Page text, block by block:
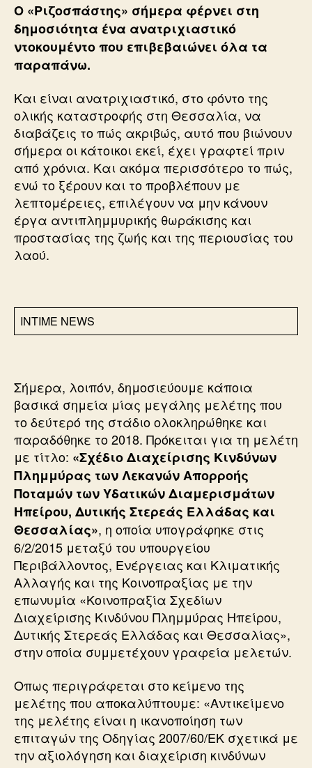
Ο «Ριζοσπάστης» σήμερα φέρνει στη
δημοσιότητα ένα ανατριχιαστικό
ντοκουμέντο που επιβεβαιώνει όλα τα
παραπάνω.
Και είναι ανατριχιαστικό, στο φόντο της
ολικής καταστροφής στη Θεσσαλία, να
διαβάζεις το πώς ακριβώς, αυτό που βιώνουν
σήμερα οι κάτοικοι εκεί, έχει γραφτεί πριν
από χρόνια. Και ακόμα περισσότερο το πώς,
ενώ το ξέρουν και το προβλέπουν με
λεπτομέρειες, επιλέγουν να μην κάνουν
έργα αντιπλημμυρικής θωράκισης και
προστασίας της ζωής και της περιουσίας του
λαού.
INTIME NEWS
Σήμερα, λοιπόν, δημοσιεύουμε κάποια
βασικά σημεία μίας μεγάλης μελέτης που
το δεύτερό της στάδιο ολοκληρώθηκε και
παραδόθηκε το 2018. Πρόκειται για τη μελέτη
με τίτλο: «Σχέδιο Διαχείρισης Κινδύνων
Πλημμύρας των Λεκανών Απορροής
Ποταμών των Υδατικών Διαμερισμάτων
Ηπείρου, Δυτικής Στερεάς Ελλάδας και
Θεσσαλίας», η οποία υπογράφηκε στις
6/2/2015 μεταξύ του υπουργείου
Περιβάλλοντος, Ενέργειας και Κλιματικής
Αλλαγής και της Κοινοπραξίας με την
επωνυμία «Κοινοπραξία Σχεδίων
Διαχείρισης Κινδύνου Πλημμύρας Ηπείρου,
Δυτικής Στερεάς Ελλάδας και Θεσσαλίας»,
στην οποία συμμετέχουν γραφεία μελετών.
Οπως περιγράφεται στο κείμενο της
μελέτης που αποκαλύπτουμε: «Αντικείμενο
της μελέτης είναι η ικανοποίηση των
επιταγών της Οδηγίας 2007/60/ΕΚ σχετικά με
την αξιολόγηση και διαχείριση κινδύνων